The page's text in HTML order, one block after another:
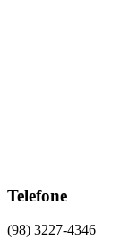
Telefone
(98) 3227-4346